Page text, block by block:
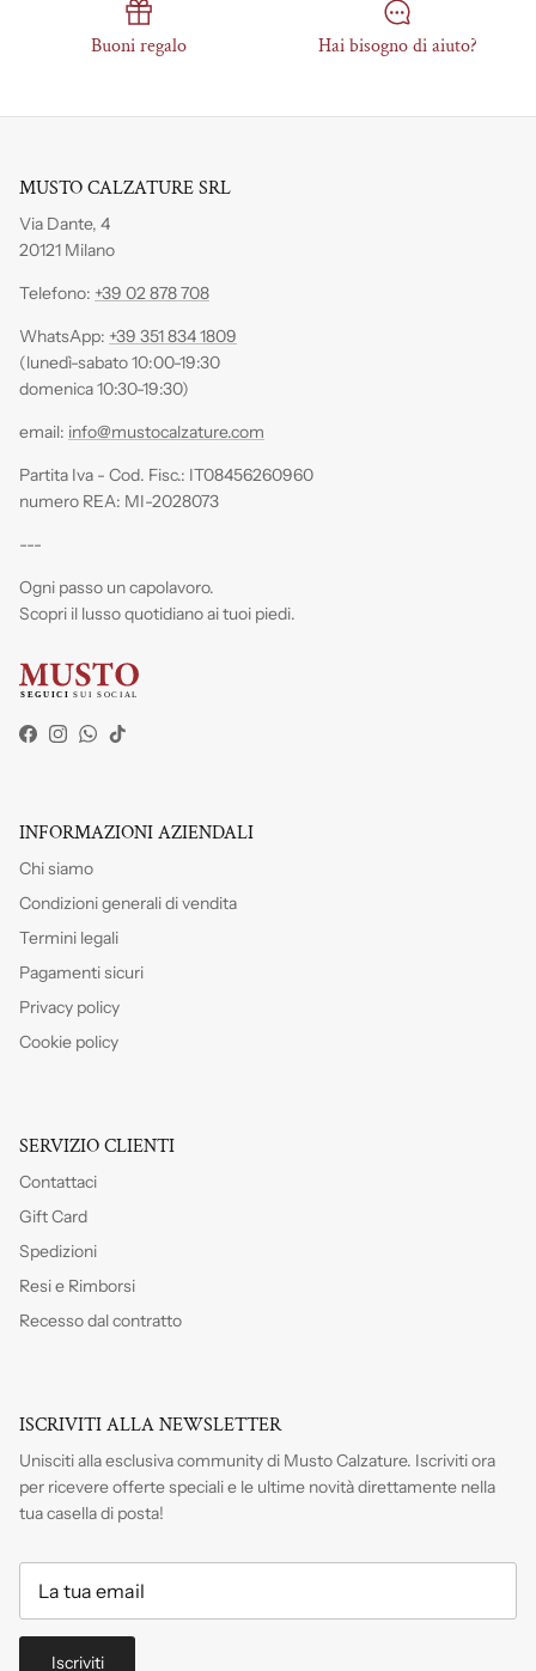
Buoni regalo Hai bisogno di aiuto?
MUSTO CALZATURE SRL
Via Dante, 4
20121 Milano
Telefono: +39 02 878 708
WhatsApp: +39 351 834 1809
(lunedì-sabato 10:00-19:30
domenica 10:30-19:30)
email: info@mustocalzature.com
Partita Iva - Cod. Fisc.: IT08456260960
numero REA: MI-2028073
---
Ogni passo un capolavoro.
Scopri il lusso quotidiano ai tuoi piedi.
Facebook
Instagram
WhatsApp
TikTok
INFORMAZIONI AZIENDALI
Chi siamo
Condizioni generali di vendita
Termini legali
Pagamenti sicuri
Privacy policy
Cookie policy
SERVIZIO CLIENTI
Contattaci
Gift Card
Spedizioni
Resi e Rimborsi
Recesso dal contratto
ISCRIVITI ALLA NEWSLETTER
Unisciti alla esclusiva community di Musto Calzature. Iscrivitiora
per ricevere offerte speciali e le ultime novità direttamente nella
tua casella di posta!
Iscriviti